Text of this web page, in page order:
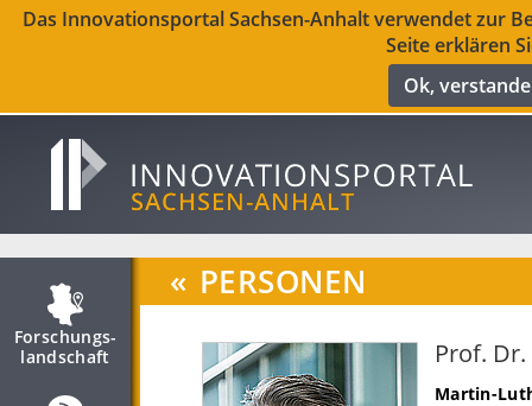
Das Innovationsportal Sachsen-Anhalt verwendet zur
Seite erklären
Ok,
Forschungs­
landschaft
« PERSONEN
Prof.
Martin-